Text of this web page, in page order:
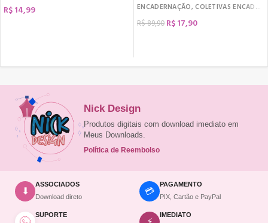
R$14,99 ENCADERNAÇÃO,COLETIVAS ENCADERNAÇÃO
R$89,90 R$17,90
Nick Design
Produtos digitais com download imediato em
Meus Downloads.
Política de Reembolso
⬇
ASSOCIADOS
Download direto
💳
PAGAMENTO
PIX, Cartão e PayPal
SUPORTE IMEDIATO